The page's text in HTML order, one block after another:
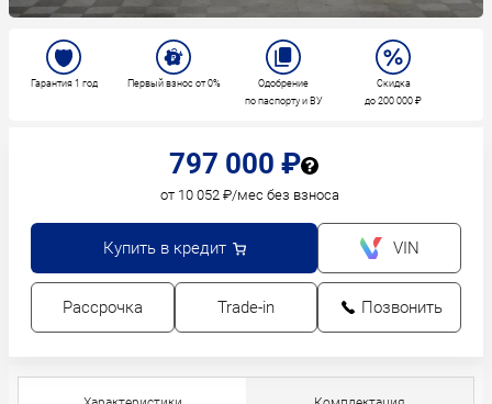
797 000 ₽
от 10 052 ₽/мес без взноса
Купить в кредит VIN
Рассрочка Trade-in Позвонить
Гарантия 1 год Первый взнос от 0%
Одобрение
по паспорту и ВУ
Скидка
до 200 000 ₽